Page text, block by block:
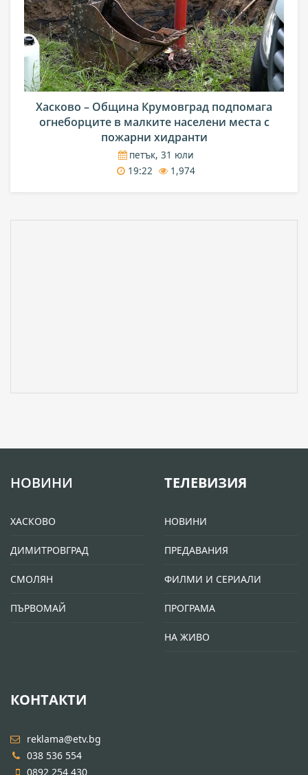
Хасково – Община Крумовград подпомага
огнеборците в малките населени места с
пожарни хидранти
петък, 31 юли
19:22
1,974
НОВИНИ
ХАСКОВО
ДИМИТРОВГРАД
СМОЛЯН
ПЪРВОМАЙ
ТЕЛЕВИЗИЯ
НОВИНИ
ПРЕДАВАНИЯ
ФИЛМИ И СЕРИАЛИ
ПРОГРАМА
НА ЖИВО
КОНТАКТИ
reklama@etv.bg
038 536 554
0892 254 430